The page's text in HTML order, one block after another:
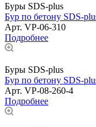
Буры SDS-plus
Бур по бетону SDS-
Арт. VP-06-310
Подробнее
Буры SDS-plus
Бур по бетону SDS-
Арт. VP-08-260-4
Подробнее